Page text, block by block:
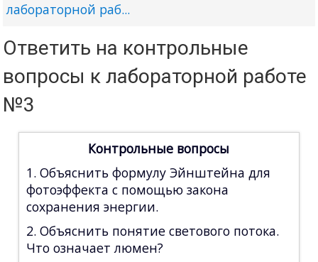
лабораторной раб...
Ответить на контрольные
вопросы к лабораторной работе
№3
Контрольные вопросы
1. Объяснить формулу Эйнштейна для
фотоэффекта с помощью закона
сохранения энергии.
2. Объяснить понятие светового потока.
Что означает люмен?